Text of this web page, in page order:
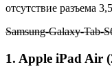
отсутствие разъема
Samsung-Galaxy-Tab-
1. Apple iPad Air